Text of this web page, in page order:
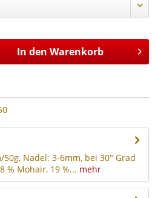
In den Warenkorb
Nadel: 3-6mm, bei 30° Grad
% Mohair, 19 %... mehr